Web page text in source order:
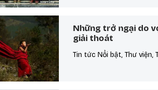
Những trở ngại do
giải thoát
Tin tức Nổi bật, Thư viện,